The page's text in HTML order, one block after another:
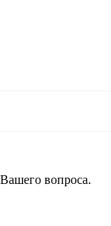
вопроса.